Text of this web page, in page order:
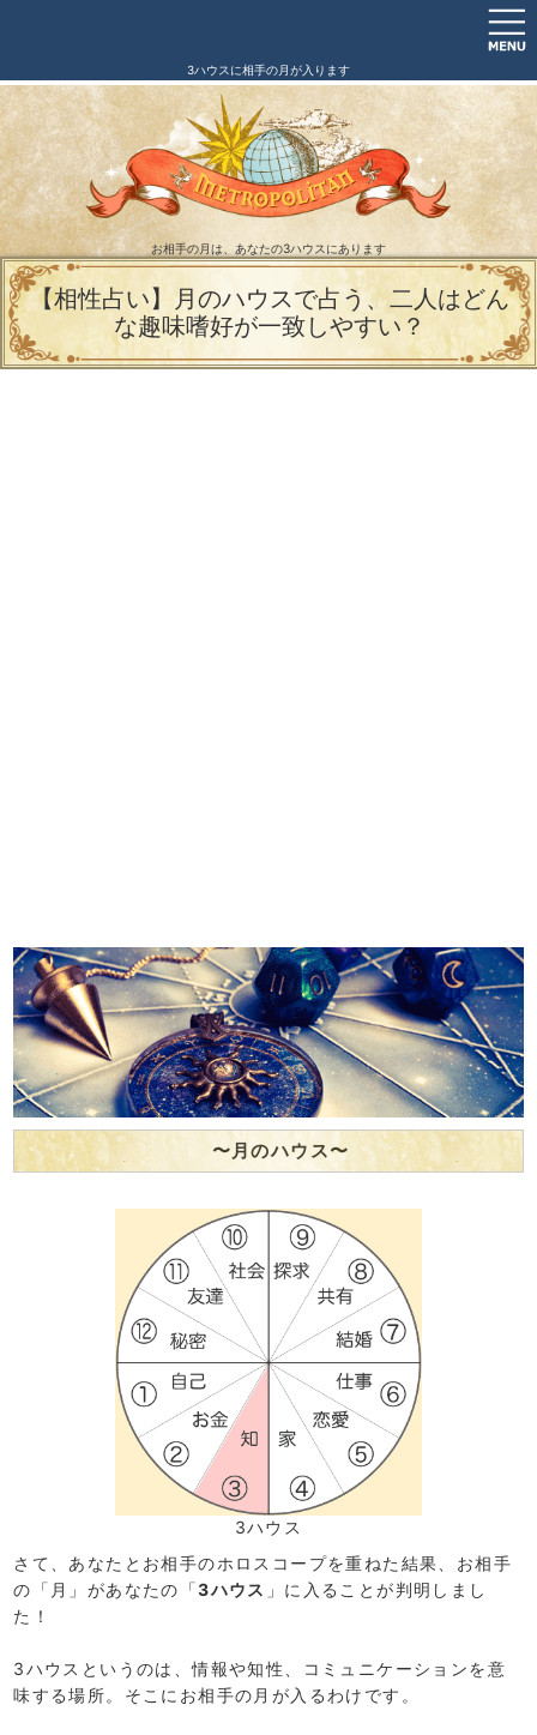
3ハウスに相手の月が入ります
お相手の月は、あなたの3ハウスにあります
【相性占い】月のハウスで占う、二人はどん
な趣味嗜好が一致しやすい？
〜月のハウス〜
3ハウス
さて、あなたとお相手のホロスコープを重ねた結果、お相手
の「月」があなたの「3ハウス 」に入ることが判明しまし
た！
3ハウスというのは、情報や知性、コミュニケーションを意
味する場所。そこにお相手の月が入るわけです。